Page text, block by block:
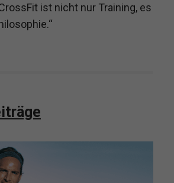
ist nicht nur Training, es